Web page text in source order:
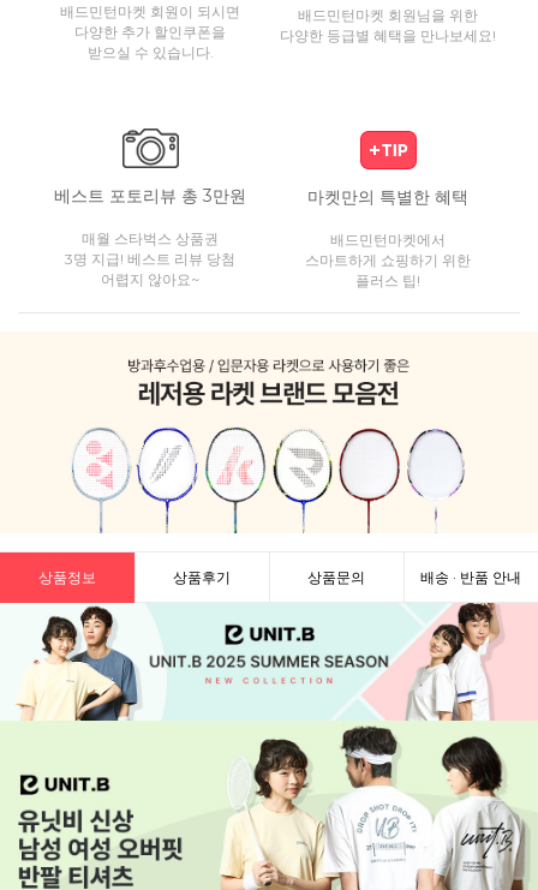
배드민턴마켓 회원이 되시면
다양한 추가 할인쿠폰을
받으실 수 있습니다.
배드민턴마켓 회원님을 위한
다양한 등급별 혜택을 만나보세요!
베스트 포토리뷰 총 3만원
매월 스타벅스 상품권
3명 지급! 베스트 리뷰 당첨
어렵지 않아요~
마켓만의 특별한 혜택
배드민턴마켓에서
스마트하게 쇼핑하기 위한
플러스 팁!
상품정보 상품후기 상품문의 배송 · 반품 안내